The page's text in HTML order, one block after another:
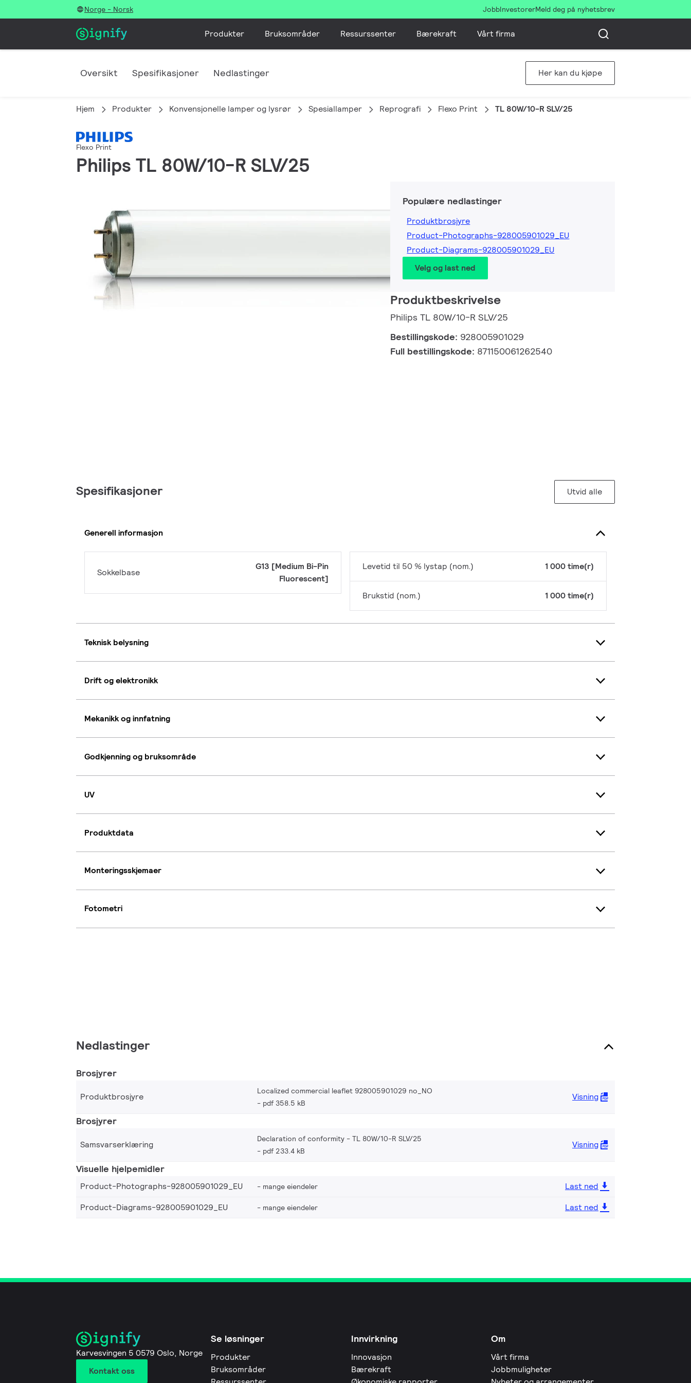
Norge - Norsk JobbInvestorerMeld deg på nyhetsbrev
Produkter Bruksområder Ressurssenter Bærekraft Vårt firma
Oversikt Spesifikasjoner Nedlastinger Her kan du kjøpe
Hjem Produkter Konvensjonelle lamper og lysrør Spesiallamper Reprografi Flexo Print TL 80W/10-R SLV/25
Flexo Print
Philips TL 80W/10-R SLV/25
Populære nedlastinger
Produktbrosjyre
Product-Photographs-928005901029_EU
Product-Diagrams-928005901029_EU
Velg og last ned
Produktbeskrivelse
Philips TL 80W/10-R SLV/25
Bestillingskode: 928005901029
Full bestillingskode: 871150061262540
Spesifikasjoner Utvid alle
Generell informasjon
Sokkelbase
G13 [Medium Bi-Pin
Fluorescent]
Levetid til 50 % lystap (nom.) 1 000 time(r)
Brukstid (nom.) 1 000 time(r)
Teknisk belysning
Drift og elektronikk
Mekanikk og innfatning
Godkjenning og bruksområde
UV
Produktdata
Monteringsskjemaer
Fotometri
Nedlastinger
Brosjyrer
Produktbrosjyre
Localized commercial leaflet 928005901029 no_NO
pdf 358.5 kB
Visning
Brosjyrer
Samsvarserklæring
Declaration of conformity - TL 80W/10-R SLV/25
pdf 233.4 kB
Visning
Visuelle hjelpemidler
Product-Photographs-928005901029_EU mange eiendeler
Last ned
Product-Diagrams-928005901029_EU
mange eiendeler Last ned
Karvesvingen 5 0579 Oslo, Norge
Kontakt oss
Se løsninger
Produkter
Bruksområder
Innvirkning
Innovasjon
Bærekraft
Om
Vårt firma
Jobbmuligheter